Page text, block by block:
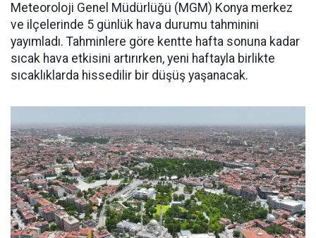
Meteoroloji Genel Müdürlüğü (MGM) Konya merkez
ve ilçelerinde 5 günlük hava durumu tahminini
yayımladı. Tahminlere göre kentte hafta sonuna kadar
sıcak hava etkisini artırırken, yeni haftayla birlikte
sıcaklıklarda hissedilir bir düşüş yaşanacak.